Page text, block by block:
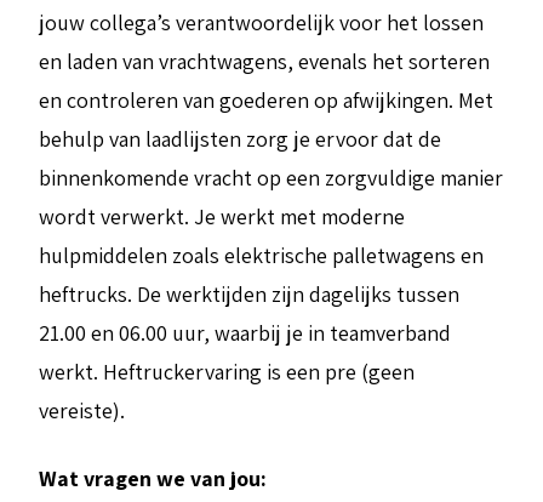
jouw collega’s verantwoordelijk voor het lossen
en laden van vrachtwagens, evenals het sorteren
en controleren van goederen op afwijkingen. Met
behulp van laadlijsten zorg je ervoor dat de
binnenkomende vracht op een zorgvuldige manier
wordt verwerkt. Je werkt met moderne
hulpmiddelen zoals elektrische palletwagens en
heftrucks. De werktijden zijn dagelijks tussen
21.00 en 06.00 uur, waarbij je in teamverband
werkt. Heftruckervaring is een pre (geen
vereiste).
Wat vragen we van jou: